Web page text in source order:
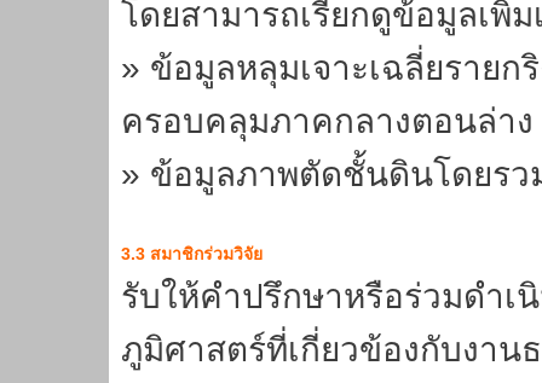
โดยสามารถเรียกดูข้อมูลเพิ่
» ข้อมูลหลุมเจาะเฉลี่ยรายก
ครอบคลุมภาคกลางตอนล่าง
» ข้อมูลภาพตัดชั้นดินโดยรว
3.3 สมาชิกร่วมวิจัย
รับให้คำปรึกษาหรือร่วมดำเ
ภูมิศาสตร์ที่เกี่ยวข้องกับงาน